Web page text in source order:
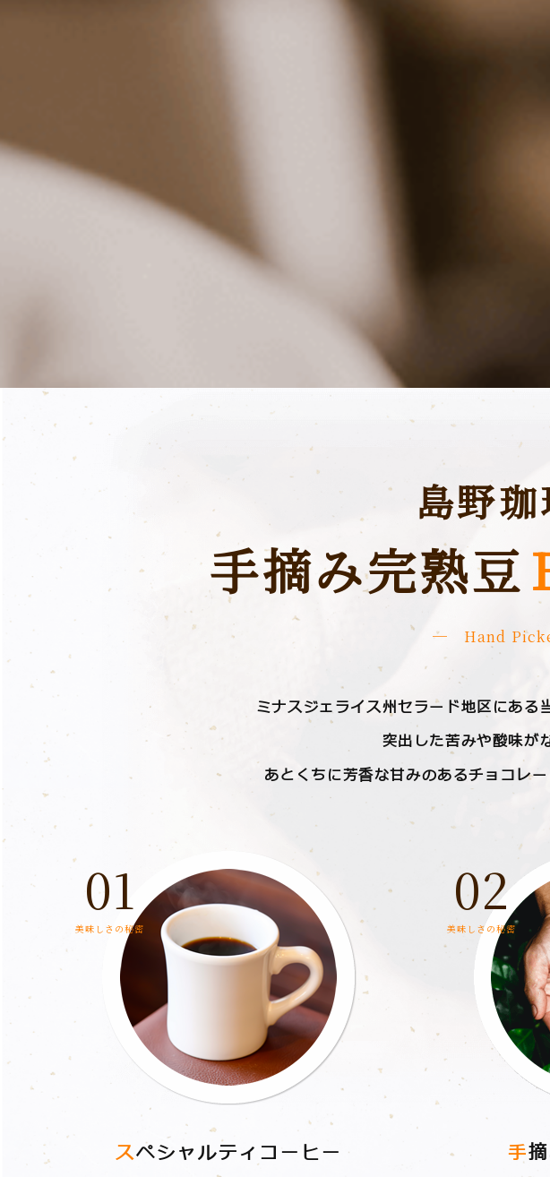
島野
⼿摘み完熟⾖
─ Hand
ミナスジェライス州セラード地区にある
突出した苦みや酸味が
あとくちに芳⾹な⽢みのあるチョコレ
01
美味しさの秘密
スペシャルティコーヒー
02
美味しさの秘密
⼿